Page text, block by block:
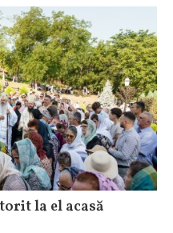
la el acasă